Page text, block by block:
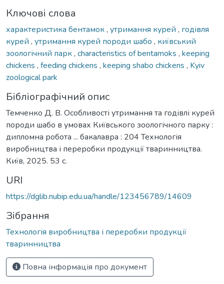
Ключові слова
характеристика бентамок, утримання курей , годівля
курей , утримання курей породи шабо , київський
зоологічний парк, characteristics of bentamoks , keeping
chickens , feeding chickens , keeping shabo chickens , Kyiv
zoological park
Бібліографічний опис
Темченко Д. В. Особливості утримання та годівлі курей
породи шабо в умовах Київського зоологічного парку :
дипломна робота ... бакалавра : 204 Технологія
виробництва і переробки продукції тваринництва.
Київ, 2025. 53 с.
URI
https://dglib.nubip.edu.ua/handle/123456789/14609
Зібрання
Технологія виробництва і переробки продукції
тваринництва
Повна інформація про документ